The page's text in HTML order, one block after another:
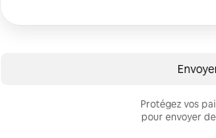
Protégez vos
pour envoyer